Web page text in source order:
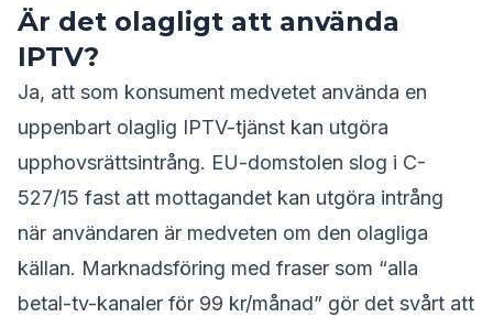
Är det olagligt att använda
IPTV?
Ja, att som konsument medvetet använda en
uppenbart olaglig IPTV-tjänst kan utgöra
upphovsrättsintrång. EU-domstolen slog i C-
527/15 fast att mottagandet kan utgöra intrång
när användaren är medveten om den olagliga
källan. Marknadsföring med fraser som “alla
betal-tv-kanaler för 99 kr/månad” gör det svårt att